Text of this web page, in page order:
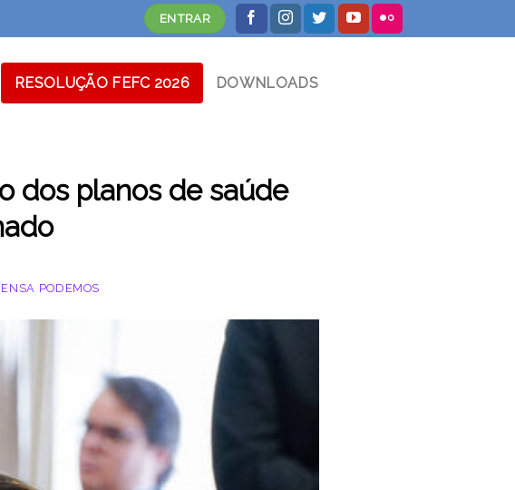
ENTRAR
RESOLUÇÃO FEFC 2026 DOWNLOADS
dos planos de saúde
PODEMOS